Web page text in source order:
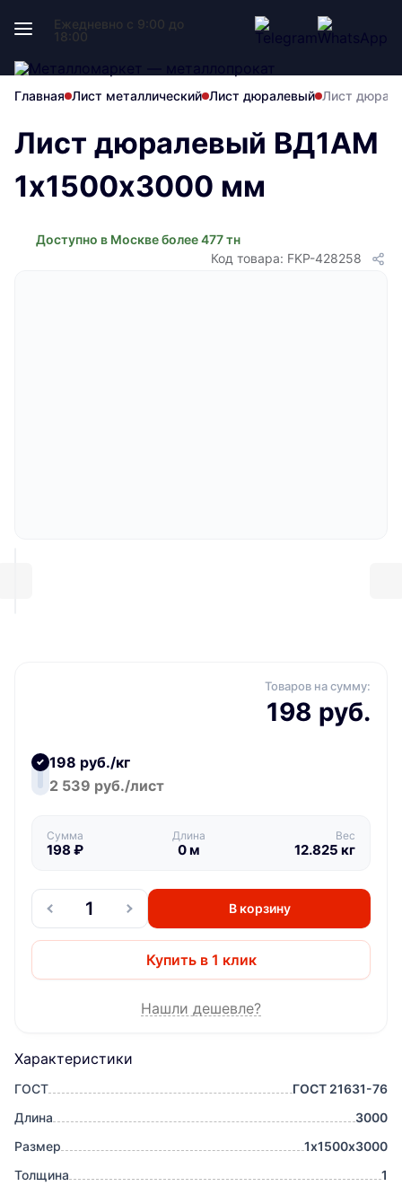
Ежедневно с 9:00 до
18:00
Главная Лист металлический Лист дюралевый Лист
Лист дюралевый ВД1АМ
1х1500х3000 мм
Доступно в Москве более 477 тн
Код товара: FKP-428258
Характеристики
ГОСТ
ГОСТ 21631-76
Длина
3000
Размер
1х1500х3000
Толщина
1
Товаров на сумму:
198 руб.
198 руб./кг
2 539 руб./лист
Сумма
198 ₽
Длина
0м
Вес
12.825 кг
В корзину
Купить в 1 клик
Нашли дешевле?